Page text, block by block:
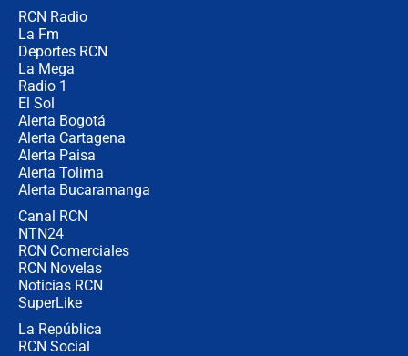
RCN Radio
La Fm
Deportes RCN
La Mega
Radio 1
El Sol
Alerta Bogotá
Alerta Cartagena
Alerta Paisa
Alerta Tolima
Alerta Bucaramanga
Canal RCN
NTN24
RCN Comerciales
RCN Novelas
Noticias RCN
SuperLike
La República
RCN Social